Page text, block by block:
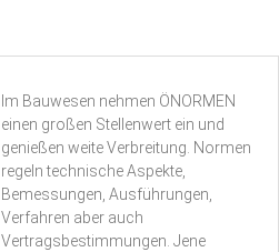
Im Bauwesen nehmen ÖNORMEN
einen großen Stellenwert ein und
genießen weite Verbreitung. Normen
regeln technische Aspekte,
Bemessungen, Ausführungen,
Verfahren aber auch
Vertragsbestimmungen. Jene